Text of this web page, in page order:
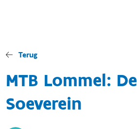
Terug
MTB Lommel: De
Soeverein